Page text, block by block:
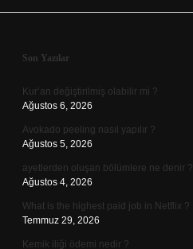
Sidebar
Son Yazılar
Kur’an değiştirilmiş olabilir mi ?
Ağustos 6, 2026
Avokado peeling nasıl yapılır ?
Ağustos 5, 2026
ayetlerden oluşan bölümlere ne denir ?
Ağustos 4, 2026
What is the highest paid job in Netflix ?
Temmuz 29, 2026
Kemik iliği ödemi nedir ?